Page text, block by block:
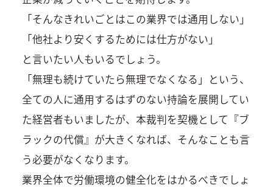
「そんなきれいごとはこの業界では通用しない」
「他社より安くするためには仕方がない」
と言いたい人もいるでしょう。
「無理も続けていたら無理でなくなる」という、
全ての人に通用するはずのない持論を展開してい
た経営者もいましたが、本裁判を契機として『ブ
ラックの代償』が大きくなれば、そんなことも言
う必要がなくなります。
業界全体で労働環境の健全化をはかるべきでしょ